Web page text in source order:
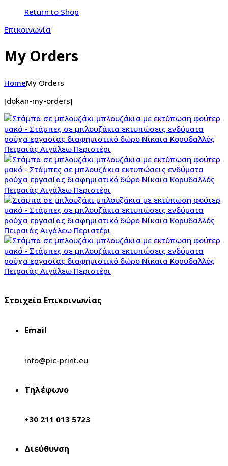
Return to Shop
Επικοινωνία
My Orders
HomeMy Orders
[dokan-my-orders]
Στοιχεία Επικοινωνίας
Email
info@pic-print.eu
Τηλέφωνο
+30 211 013 5723
Διεύθυνση